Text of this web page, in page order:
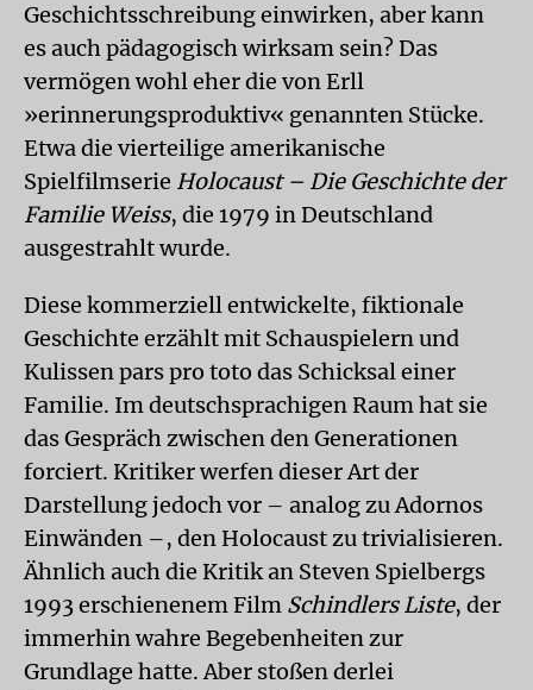
Geschichtsschreibung einwirken, aber kann
es auch pädagogisch wirksam sein? Das
vermögen wohl eher die von Erll
»erinnerungsproduktiv« genannten Stücke.
Etwa die vierteilige amerikanische
Spielfilmserie Holocaust – Die Geschichte der
Familie Weiss, die 1979 in Deutschland
ausgestrahlt wurde.
Diese kommerziell entwickelte, fiktionale
Geschichte erzählt mit Schauspielern und
Kulissen pars pro toto das Schicksal einer
Familie. Im deutschsprachigen Raum hat sie
das Gespräch zwischen den Generationen
forciert. Kritiker werfen dieser Art der
Darstellung jedoch vor – analog zu Adornos
Einwänden –, den Holocaust zu trivialisieren.
Ähnlich auch die Kritik an Steven Spielbergs
1993 erschienenem Film Schindlers Liste, der
immerhin wahre Begebenheiten zur
Grundlage hatte. Aber stoßen derlei